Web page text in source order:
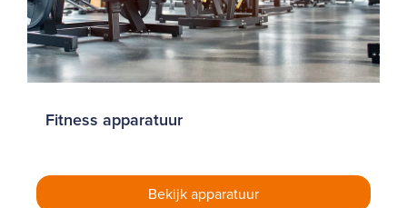
Fitness apparatuur